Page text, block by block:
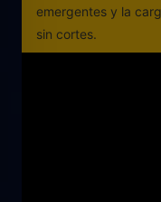
emergentes y la
sin cortes.